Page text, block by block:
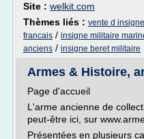
Site : welkit.com
Thèmes liés : vente d
francais / insigne militaire
anciens / insigne beret militaire
Armes & Histoire,
Page d'accueil
L'arme ancienne de
peut-être ici, sur
Présentées en plusieurs